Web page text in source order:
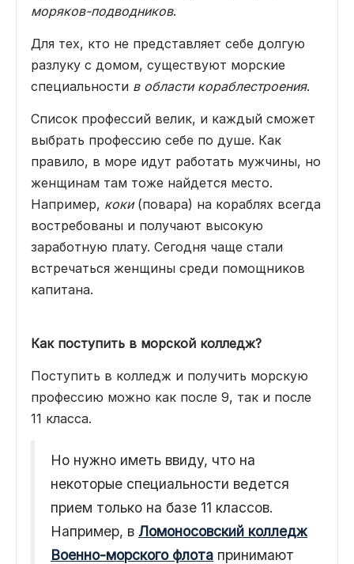
моряков-подводников.
Для тех, кто не представляет себе долгую
разлуку с домом, существуют морские
специальности в области кораблестроения.
Список профессий велик, и каждый сможет
выбрать профессию себе по душе. Как
правило, в море идут работать мужчины, но
женщинам там тоже найдется место.
Например, коки(повара) на кораблях всегда
востребованы и получают высокую
заработную плату. Сегодня чаще стали
встречаться женщины среди помощников
капитана.
Как поступить в морской колледж?
Поступить в колледж и получить морскую
профессию можно как после 9, так и после
11 класса.
Но нужно иметь ввиду, что на
некоторые специальности ведется
прием только на базе 11 классов.
Например, в Ломоносовский колледж
Военно-морского флота принимают